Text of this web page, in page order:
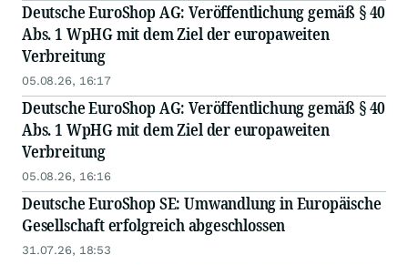
Deutsche EuroShop AG: Veröffentlichung gemäß § 40
Abs. 1 WpHG mit dem Ziel der europaweiten
Verbreitung
05.08.26, 16:17
Deutsche EuroShop AG: Veröffentlichung gemäß § 40
Abs. 1 WpHG mit dem Ziel der europaweiten
Verbreitung
05.08.26, 16:16
Deutsche EuroShop SE: Umwandlung in Europäische
Gesellschaft erfolgreich abgeschlossen
31.07.26, 18:53